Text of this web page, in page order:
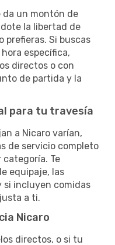
un montón de
la libertad de
prefieras. Si buscas
específica,
directos o con
de partida y la
para tu travesía
a Nicaro varían,
de servicio completo
Te
equipaje, las
si incluyen comidas
a ti.
Nicaro
directos, o si tu